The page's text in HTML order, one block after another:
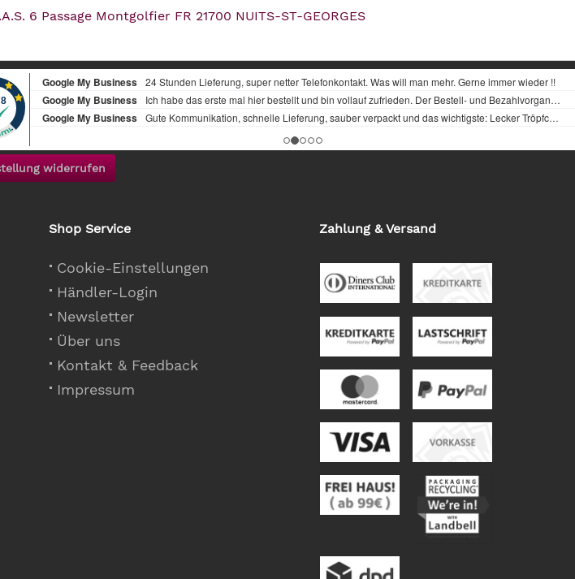
6 Passage Montgolfier FR 21700 NUITS-ST-GEORGES
widerrufen
Shop Service
Cookie-Einstellungen
Händler-Login
Newsletter
Über uns
Kontakt & Feedback
Impressum
Zahlung & Versand